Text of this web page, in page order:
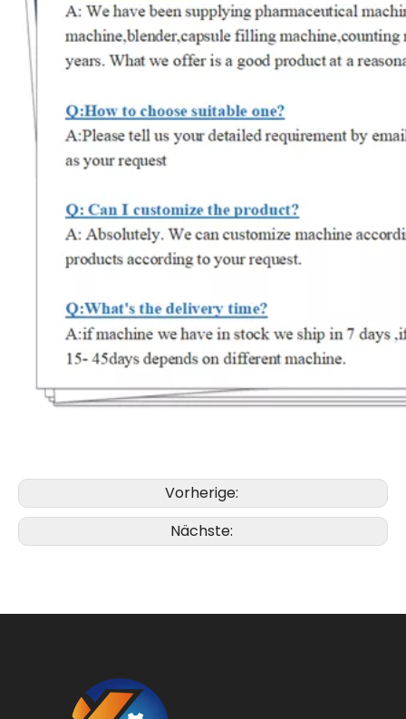
Vorherige:
Nächste: